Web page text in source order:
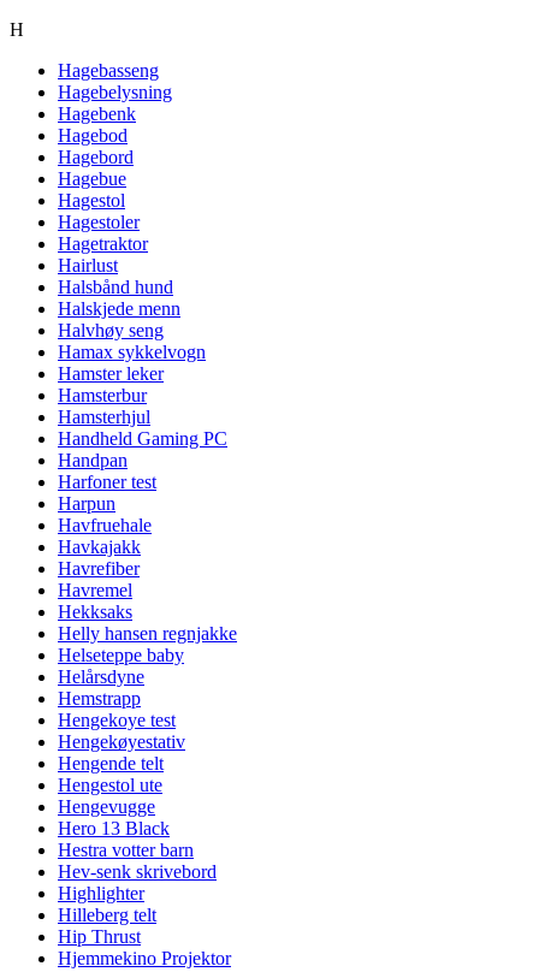
H
Hagebasseng
Hagebelysning
Hagebenk
Hagebod
Hagebord
Hagebue
Hagestol
Hagestoler
Hagetraktor
Hairlust
Halsbånd hund
Halskjede menn
Halvhøy seng
Hamax sykkelvogn
Hamster leker
Hamsterbur
Hamsterhjul
Handheld Gaming PC
Handpan
Harfoner test
Harpun
Havfruehale
Havkajakk
Havrefiber
Havremel
Hekksaks
Helly hansen regnjakke
Helseteppe baby
Helårsdyne
Hemstrapp
Hengekoye test
Hengekøyestativ
Hengende telt
Hengestol ute
Hengevugge
Hero 13 Black
Hestra votter barn
Hev-senk skrivebord
Highlighter
Hilleberg telt
Hip Thrust
Hjemmekino Projektor